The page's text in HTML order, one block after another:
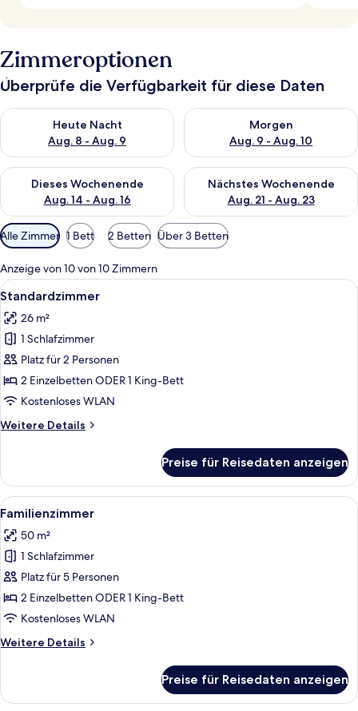
Zimmeroptionen
Überprüfe die Verfügbarkeit für diese Daten
Heute Nacht
Aug. 8 - Aug. 9
Überprüfe die Verfügbarkeit für heute Nacht, Aug. 8 - Aug. 9.
Morgen
Aug. 9 - Aug. 10
Überprüfe die Verfügbarkeit
Dieses Wochenende
Aug. 14 - Aug. 16
Überprüfe die Verfügbarkeit für dieses Wochenende, Aug. 14
Nächstes Wochenende
Aug. 21 - Aug. 23
Überprüfe die Verfügbarkeit
Verfügbare
Filter
für
Zimmer
Alle Zimmer 1 Bett 2 Betten Über 3 Betten
Anzeige von 10 von 10 Zimmern
Alle
Fotos
für
Standardzimmer
anzeigen
Ein Hotelzimmer mit Doppelbett,
17
Standardzimmer
26 m²
1 Schlafzimmer
Platz für 2 Personen
2 Einzelbetten ODER 1 King-Bett
Kostenloses WLAN
Weitere Details
Weitere
Preise für Reisedaten anzeigen
Alle
Fotos
für
Familienzimmer
anzeigen
Ein Hotelzimmer mit Dusche, Bett,
10
Familienzimmer
50 m²
1 Schlafzimmer
Platz für 5 Personen
2 Einzelbetten ODER 1 King-Bett
Kostenloses WLAN
Weitere Details
Weitere
Preise für Reisedaten anzeigen